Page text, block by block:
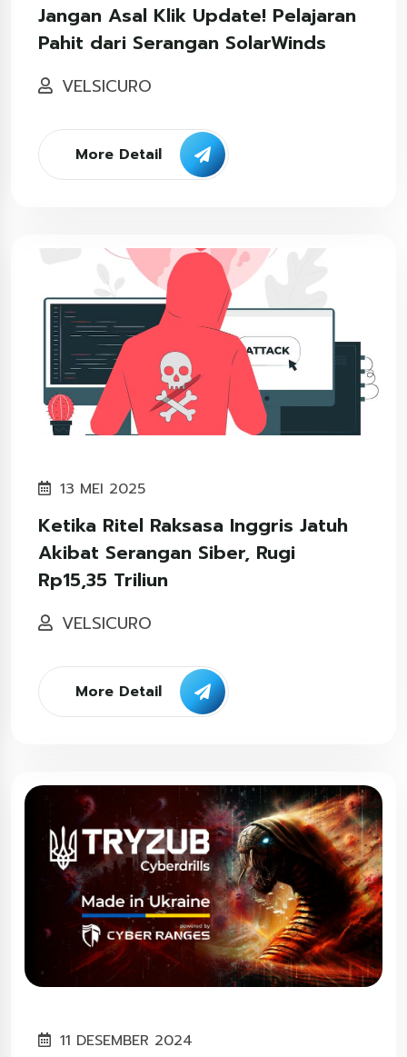
Jangan Asal Klik Update! Pelajaran
Pahit dari Serangan SolarWinds
VELSICURO
More Detail
13 MEI 2025
Ketika Ritel Raksasa Inggris Jatuh
Akibat Serangan Siber, Rugi
Rp15,35 Triliun
VELSICURO
More Detail
11 DESEMBER 2024